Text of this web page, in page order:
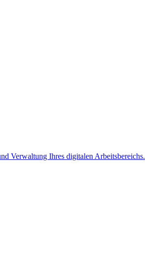
Verwaltung Ihres digitalen Arbeitsbereichs.